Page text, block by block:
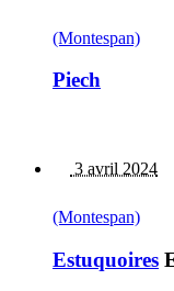
(Montespan)
Piech
3 avril 2024
(Montespan)
Estuquoires